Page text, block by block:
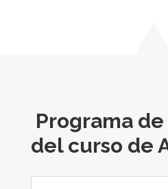
Programa
del curso de